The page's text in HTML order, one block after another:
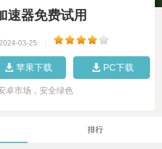
速器免费试用
03-25
苹果下载 PC下载
卓市场，安全绿色
排行